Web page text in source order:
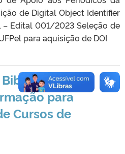
de Digital Object Identifier
– Edital 001/2023 Seleção de
para aquisição de DOI
para
Cursos de